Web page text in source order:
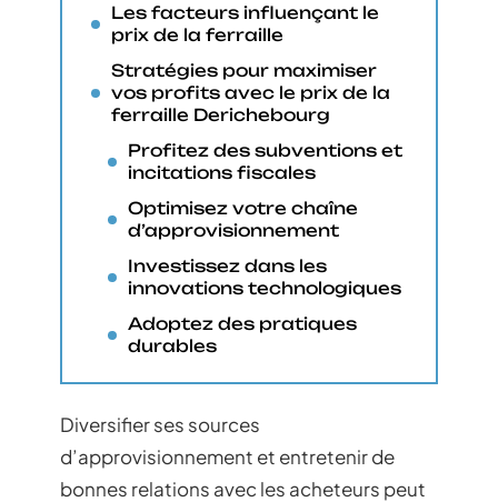
Les facteurs influençant le
prix de la ferraille
Stratégies pour maximiser
vos profits avec le prix de la
ferraille Derichebourg
Profitez des subventions et
incitations fiscales
Optimisez votre chaîne
d’approvisionnement
Investissez dans les
innovations technologiques
Adoptez des pratiques
durables
Diversifier ses sources
d’approvisionnement et entretenir de
bonnes relations avec les acheteurs peut